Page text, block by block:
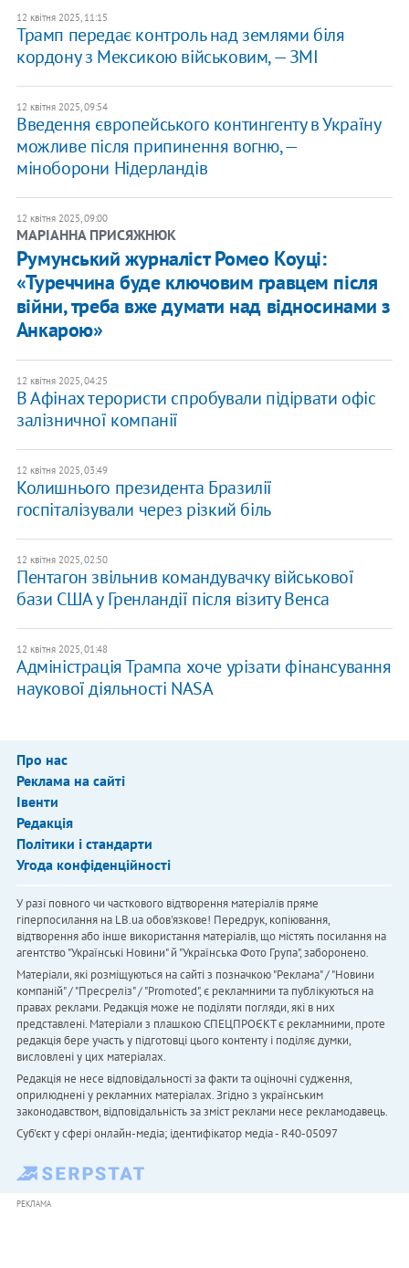
12 квітня 2025, 11:15
Трамп передає контроль над землями біля
кордону з Мексикою військовим, — ЗМІ
12 квітня 2025, 09:54
Введення європейського контингенту в Україну
можливе після припинення вогню, —
міноборони Нідерландів
12 квітня 2025, 09:00
МАРІАННА ПРИСЯЖНЮК
Румунський журналіст Ромео Коуці:
«Туреччина буде ключовим гравцем після
війни, треба вже думати над відносинами з
Анкарою»
12 квітня 2025, 04:25
В Афінах терористи спробували підірвати офіс
залізничної компанії
12 квітня 2025, 03:49
Колишнього президента Бразилії
госпіталізували через різкий біль
12 квітня 2025, 02:50
Пентагон звільнив командувачку військової
бази США у Гренландії після візиту Венса
12 квітня 2025, 01:48
Адміністрація Трампа хоче урізати фінансування
наукової діяльності NASA
Про нас
Реклама на сайті
Івенти
Редакція
Політики і стандарти
Угода конфіденційності
У разі повного чи часткового відтворення матеріалів пряме
гіперпосилання на LB.ua обов'язкове! Передрук, копіювання,
відтворення або інше використання матеріалів, що містять посилання на
агентство "Українськi Новини" й "Українська Фото Група", заборонено.
Матеріали, які розміщуються на сайті з позначкою "Реклама" / "Новини
компаній" / "Пресреліз" / "Promoted", є рекламними та публікуються на
правах реклами. Редакція може не поділяти погляди, які в них
представлені. Матеріали з плашкою СПЕЦПРОЄКТ є рекламними, проте
редакція бере участь у підготовці цього контенту і поділяє думки,
висловлені у цих матеріалах.
Редакція не несе відповідальності за факти та оціночні судження,
оприлюднені у рекламних матеріалах. Згідно з українським
законодавством, відповідальність за зміст реклами несе рекламодавець.
Cуб'єкт у сфері онлайн-медіа; ідентифікатор медіа - R40-05097
РЕКЛАМА